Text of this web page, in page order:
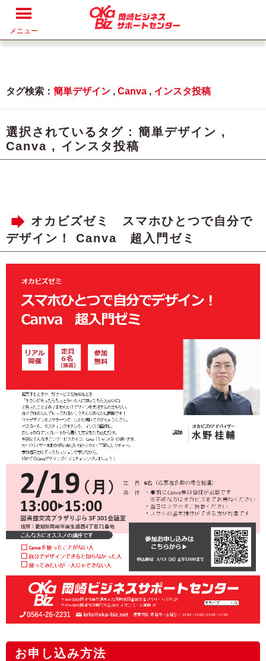
メニュー
タグ検索： 簡単デザイン , Canva , インスタ投稿
選択されているタグ : 簡単デザイン ,
Canva , インスタ投稿
オカビズゼミ スマホひとつで自分で
デザイン！ Canva 超入門ゼミ
お申し込み方法